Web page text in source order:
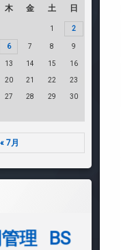
木 金 土 日
1 2
6 7 8 9
13 14 15 16
20 21 22 23
27 28 29 30
« 7月
理
BS